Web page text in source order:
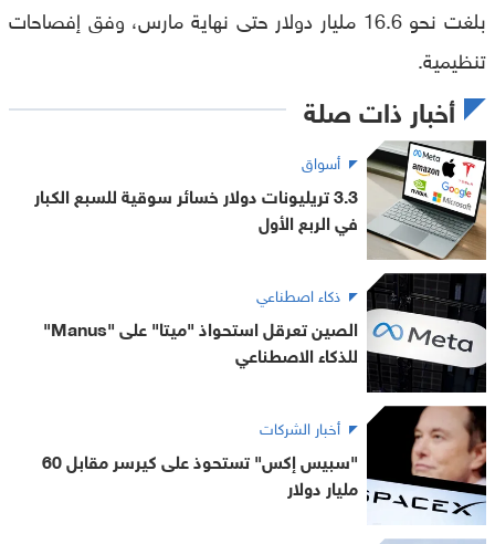
بلغت نحو 16.6 مليار دولار حتى نهاية مارس، وفق إفصاحات
تنظيمية.
أخبار ذات صلة
أسواق
3.3 تريليونات دولار خسائر سوقية للسبع الكبار
في الربع الأول
ذكاء اصطناعي
الصين تعرقل استحواذ "ميتا" على "Manus"
للذكاء الاصطناعي
أخبار الشركات
"سبيس إكس" تستحوذ على كيرسر مقابل 60
مليار دولار